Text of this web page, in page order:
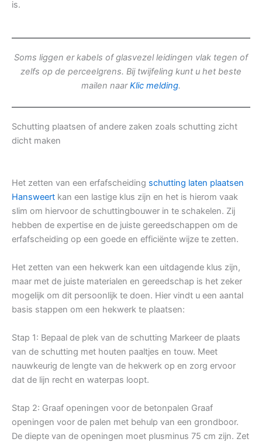
is.
Soms liggen er kabels of glasvezel leidingen vlak tegen of
zelfs op de perceelgrens. Bij twijfeling kunt u het beste
mailen naarKlic melding.
Schutting plaatsen of andere zaken zoals schutting zicht
dicht maken
Het zetten van een erfafscheiding schutting laten plaatsen
Hansweert kan een lastige klus zijn en het is hierom vaak
slim om hiervoor de schuttingbouwer in te schakelen. Zij
hebben de expertise en de juiste gereedschappen om de
erfafscheiding op een goede en efficiënte wijze te zetten.
Het zetten van een hekwerk kan een uitdagende klus zijn,
maar met de juiste materialen en gereedschap is het zeker
mogelijk om dit persoonlijk te doen. Hier vindt u een aantal
basis stappen om een hekwerk te plaatsen:
Stap 1: Bepaal de plek van de schutting Markeer de plaats
van de schutting met houten paaltjes en touw. Meet
nauwkeurig de lengte van de hekwerk op en zorg ervoor
dat de lijn recht en waterpas loopt.
Stap 2: Graaf openingen voor de betonpalen Graaf
openingen voor de palen met behulp van een grondboor.
De diepte van de openingen moet plusminus 75 cm zijn. Zet